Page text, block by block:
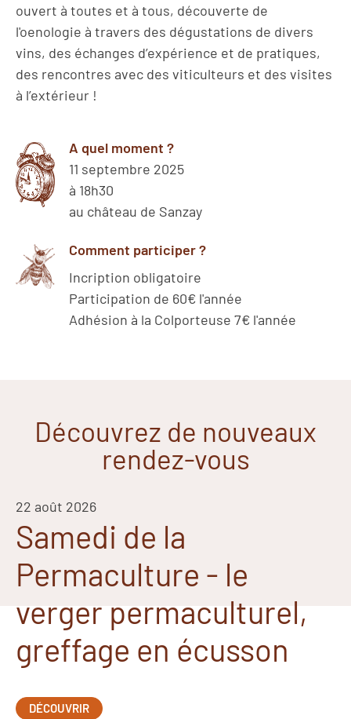
ouvert à toutes et à tous, découverte de
l'oenologie à travers des dégustations de divers
vins, des échanges d’expérience et de pratiques,
des rencontres avec des viticulteurs et des visites
à l’extérieur !
A quel moment ?
11 septembre 2025
à 18h30
au château de Sanzay
Comment participer ?
Incription obligatoire
Participation de 60€ l'année
Adhésion à la Colporteuse 7€ l'année
Découvrez de nouveaux
rendez-vous
22 août 2026
Samedi de la
Permaculture - le
verger permaculturel,
greffage en écusson
DÉCOUVRIR